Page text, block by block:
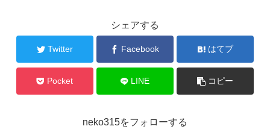
シェアする
Twitter Facebook はてブ
Pocket LINE コピー
neko315をフォローする